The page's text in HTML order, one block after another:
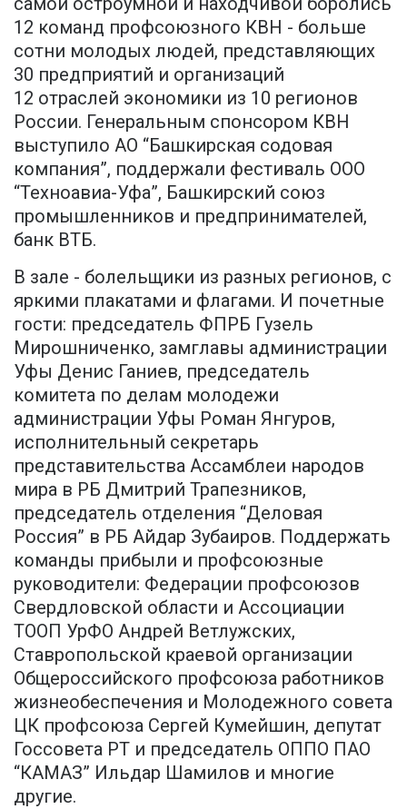
12 команд профсоюзного КВН - больше
сотни молодых людей, представляющих
30 предприятий и организаций
12 отраслей экономики из 10 регионов
России. Генеральным спонсором КВН
выступило АО “Башкирская содовая
компания”, поддержали фестиваль ООО
“Техноавиа-Уфа”, Башкирский союз
промышленников и предпринимателей,
банк ВТБ.
В зале - болельщики из разных регионов, с
яркими плакатами и флагами. И почетные
гости: председатель ФПРБ Гузель
Мирошниченко, замглавы администрации
Уфы Денис Ганиев, председатель
комитета по делам молодежи
администрации Уфы Роман Янгуров,
исполнительный секретарь
представительства Ассамблеи народов
мира в РБ Дмитрий Трапезников,
председатель отделения “Деловая
Россия” в РБ Айдар Зубаиров. Поддержать
команды прибыли и профсоюзные
руководители: Федерации профсоюзов
Свердловской области и Ассоциации
ТООП УрФО Андрей Ветлужских,
Ставропольской краевой организации
Общероссийского профсоюза работников
жизнеобеспечения и Молодежного совета
ЦК профсоюза Сергей Кумейшин, депутат
Госсовета РТ и председатель ОППО ПАО
“КАМАЗ” Ильдар Шамилов и многие
другие.